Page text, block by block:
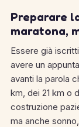
Preparare
maratona,
Essere già
avere un
avanti la parola
km, dei 21 km o
costruzione
ma anche